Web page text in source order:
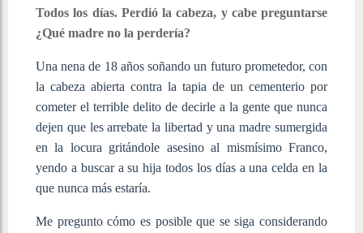
Todos los días. Perdió la cabeza, y cabe preguntarse
¿Qué madre no la perdería?
Una nena de 18 años soñando un futuro prometedor, con
la cabeza abierta contra la tapia de un cementerio por
cometer el terrible delito de decirle a la gente que nunca
dejen que les arrebate la libertad y una madre sumergida
en la locura gritándole asesino al mismísimo Franco,
yendo a buscar a su hija todos los días a una celda en la
que nunca más estaría.
Me pregunto cómo es posible que se siga considerando